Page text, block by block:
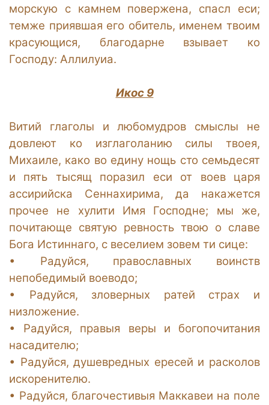
морскую с камнем повержена, спасл еси;
темже приявшая его обитель, именем твоим
красующися, благодарне взывает ко
Господу: Аллилуиа.
Икос 9
Витий глаголы и любомудров смыслы не
довлеют ко изглаголанию силы твоея,
Михаиле, како во едину нощь сто семьдесят
и пять тысящ поразил еси от воев царя
ассирийска Сеннахирима, да накажется
прочее не хулити Имя Господне; мы же,
почитающе святую ревность твою о славе
Бога Истиннаго, с веселием зовем ти сице:
•
Радуйся, православных воинств
непобедимый воеводо;
•
Радуйся, зловерных ратей страх и
низложение.
•
Радуйся, правыя веры и богопочитания
насадителю;
• Радуйся, душевредных ересей и расколов
искоренителю.
• Радуйся, благочестивыя Маккавеи на поле